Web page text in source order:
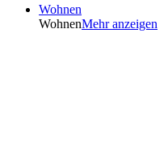
Wohnen
WohnenMehr anzeigen